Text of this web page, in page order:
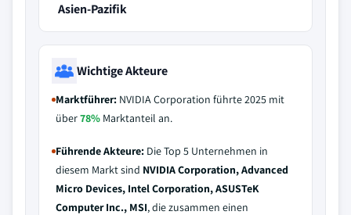
Asien-Pazifik
Wichtige Akteure
Marktführer: NVIDIA Corporation führte 2025 mit
über78% Marktanteil an.
Führende Akteure: Die Top 5 Unternehmen in
diesem Markt sind NVIDIA Corporation, Advanced
Micro Devices, Intel Corporation, ASUSTeK
Computer Inc., MSI, die zusammen einen